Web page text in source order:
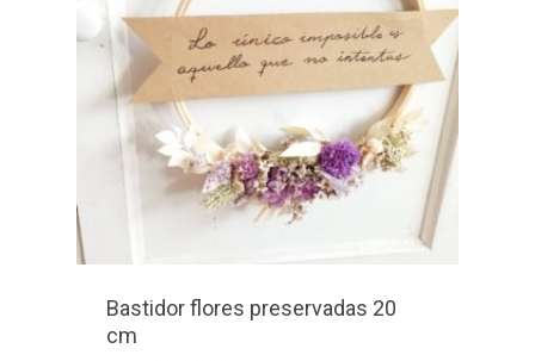
Bastidor flores preservadas 20
cm